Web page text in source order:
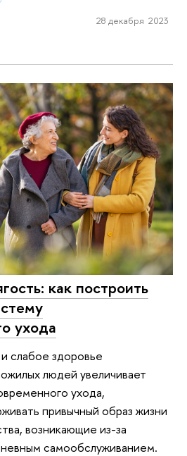
28 декабря 2023
как построить
ухода
слабое здоровье
людей увеличивает
ухода,
привычный образ жизни
возникающие из-за
самообслуживанием.